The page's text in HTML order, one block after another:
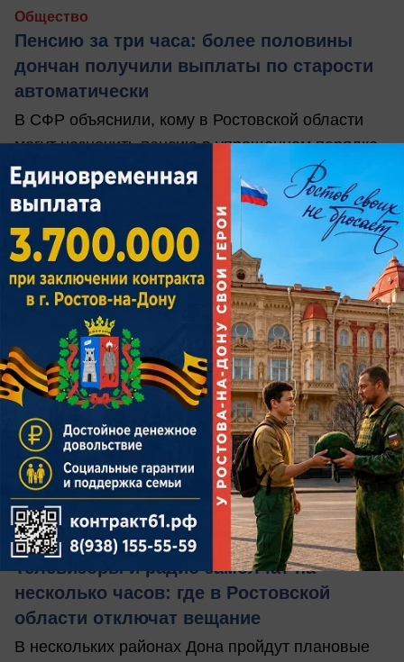
Общество
Пенсию за три часа: более половины
дончан получили выплаты по старости
автоматически
В СФР объяснили, кому в Ростовской области
могут назначить пенсию в упрощенном порядке
вчера в 18:00 0
Общество
Телевизоры и радио замолчат на
несколько часов: где в Ростовской
области отключат вещание
В нескольких районах Дона пройдут плановые